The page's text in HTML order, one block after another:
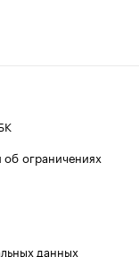
ограничениях
данных